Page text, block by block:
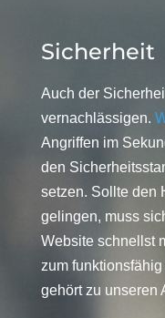
Sicherheit
Auch der
vernachlässigen.
Angriffen im
den
setzen. Sollte den
gelingen, muss
Website schnellst
zum
gehört zu unseren